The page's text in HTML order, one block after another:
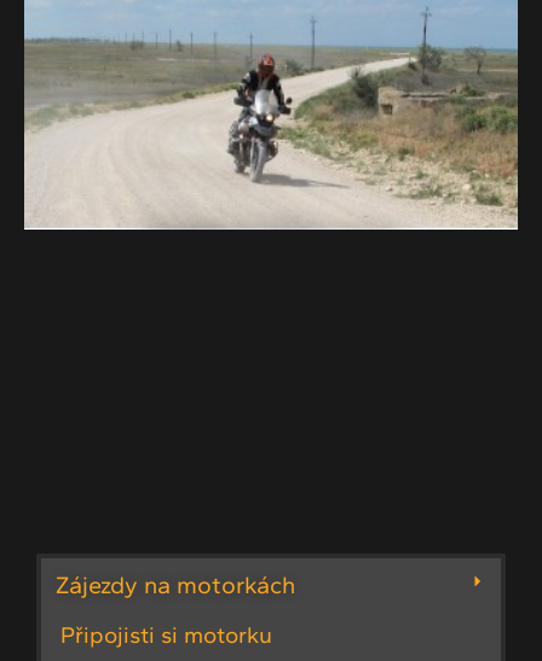
Zájezdy na motorkách
Připojisti si motorku